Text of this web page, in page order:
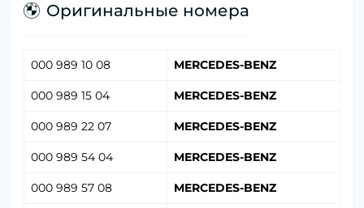
Оригинальные номера
000 989 10 08 MERCEDES-BENZ
000 989 15 04 MERCEDES-BENZ
000 989 22 07 MERCEDES-BENZ
000 989 54 04 MERCEDES-BENZ
000 989 57 08 MERCEDES-BENZ